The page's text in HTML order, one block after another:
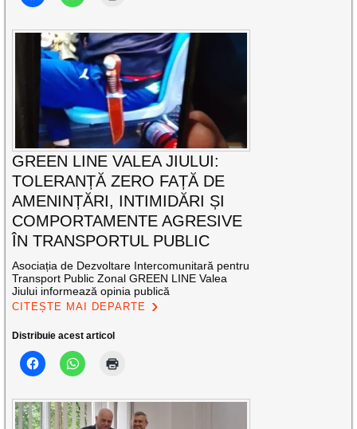
GREEN LINE VALEA JIULUI:
TOLERANȚĂ ZERO FAȚĂ DE
AMENINȚĂRI, INTIMIDĂRI ȘI
COMPORTAMENTE AGRESIVE
ÎN TRANSPORTUL PUBLIC
Asociația de Dezvoltare Intercomunitară pentru
Transport Public Zonal GREEN LINE Valea
Jiului informează opinia publică
CITEȘTE MAI DEPARTE
Distribuie acest articol